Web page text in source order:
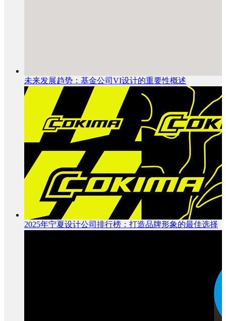
未来发展趋势：基金公司VI设计的重要性概述
2025年宁夏设计公司排行榜：打造品牌形象的最佳选择